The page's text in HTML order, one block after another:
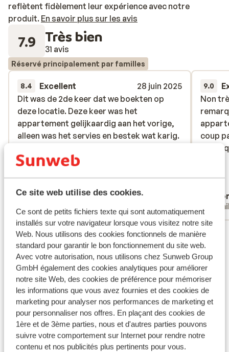
Ce site web utilise des cookies.
Ce sont de petits fichiers texte qui sont automatiquement
installés sur votre navigateur lorsque vous visitez notre site
Web. Nous utilisons des cookies fonctionnels de manière
standard pour garantir le bon fonctionnement du site web.
Avec votre autorisation, nous utilisons chez Sunweb Group
GmbH également des cookies analytiques pour améliorer
notre site Web, des cookies de préférence pour mémoriser
les informations que vous avez fournies et des cookies de
marketing pour analyser nos performances de marketing et
pour personnaliser nos offres. En plaçant des cookies de
1ère et de 3ème parties, nous et d'autres parties pouvons
suivre votre comportement sur Internet pour rendre notre
contenu et nos publicités plus pertinents pour vous.
reflètent fidèlement leur expérience avec notre
produit. En savoir plus sur les avis
7.9 Très bien
31 avis
Réservé principalement par familles
8.4 Excellent
28 juin 2025
Dit was de 2de keer dat we boekten op
deze locatie. Deze keer was het
appartement gelijkaardig aan het vorige,
alleen was het servies en bestek wat karig.
afgewassen moest worden na elke
Dit was de 2de keer dat we boekten op
deze locatie. Deze keer was het
appartement gelijkaardig aan het vorige,
alleen was het servies en bestek wat karig.
afgewassen moest worden na elke
Anonyme
Familles
9.0
Non
coup
Non
coup
Voir tous les 31 avis
Autres hébergements - Costa del Sol -
Andalousie
Hôtel H10 Croma Malaga
Hôtel ME Marbella